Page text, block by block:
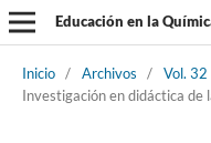
Educación en la
Inicio / Archivos / Vol.
Investigación en didáctica de